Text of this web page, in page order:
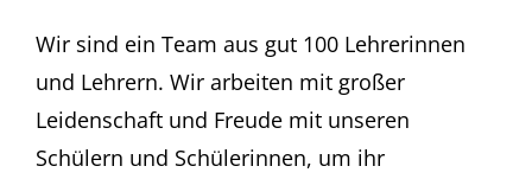
Wir sind ein Team aus gut 100 Lehrerinnen
und Lehrern. Wir arbeiten mit großer
Leidenschaft und Freude mit unseren
Schülern und Schülerinnen, um ihr